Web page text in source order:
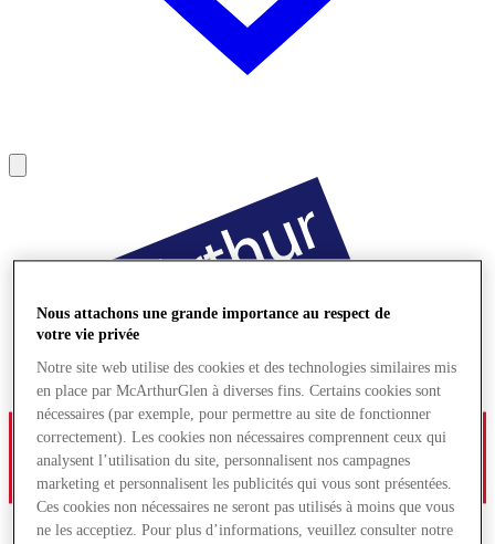
Nous attachons une grande importance au respect de
votre vie privée
Notre site web utilise des cookies et des technologies similaires mis
en place par McArthurGlen à diverses fins. Certains cookies sont
nécessaires (par exemple, pour permettre au site de fonctionner
correctement). Les cookies non nécessaires comprennent ceux qui
analysent l’utilisation du site, personnalisent nos campagnes
marketing et personnalisent les publicités qui vous sont présentées.
Ces cookies non nécessaires ne seront pas utilisés à moins que vous
ne les acceptiez. Pour plus d’informations, veuillez consulter notre